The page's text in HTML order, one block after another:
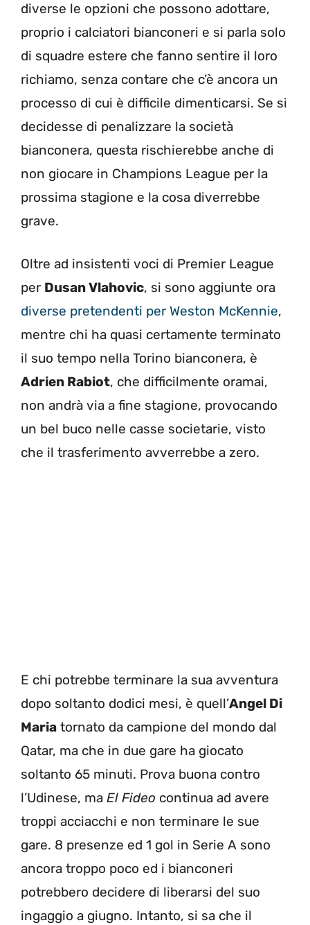
diverse le opzioni che possono adottare,
proprio i calciatori bianconeri e si parla solo
di squadre estere che fanno sentire il loro
richiamo, senza contare che c’è ancora un
processo di cui è difficile dimenticarsi. Se si
decidesse di penalizzare la società
bianconera, questa rischierebbe anche di
non giocare in Champions League per la
prossima stagione e la cosa diverrebbe
grave.
Oltre ad insistenti voci di Premier League
per Dusan Vlahovic, si sono aggiunte ora
diverse pretendenti per Weston McKennie,
mentre chi ha quasi certamente terminato
il suo tempo nella Torino bianconera, è
Adrien Rabiot, che difficilmente oramai,
non andrà via a fine stagione, provocando
un bel buco nelle casse societarie, visto
che il trasferimento avverrebbe a zero.
E chi potrebbe terminare la sua avventura
dopo soltanto dodici mesi, è quell’Angel Di
Maria tornato da campione del mondo dal
Qatar, ma che in due gare ha giocato
soltanto 65 minuti. Prova buona contro
l’Udinese, ma El Fideo continua ad avere
troppi acciacchi e non terminare le sue
gare. 8 presenze ed 1 gol in Serie A sono
ancora troppo poco ed i bianconeri
potrebbero decidere di liberarsi del suo
ingaggio a giugno. Intanto, si sa che il